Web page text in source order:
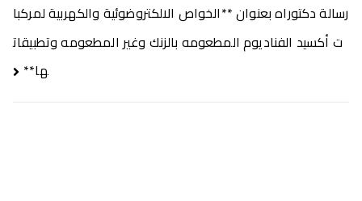
رسالة دكتوراه بعنوان **الخواص الالكتروضوئية والكهربية لمركبا
ت أكسيد الفناديوم المطعومه بالزنك وغير المطعومه وتطبيقات
ها**